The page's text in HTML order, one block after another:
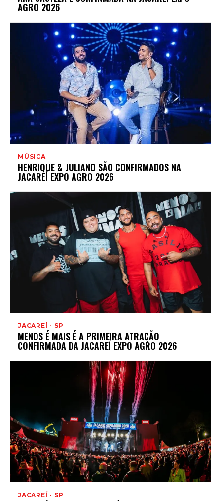
AGRO 2026
MÚSICA
HENRIQUE & JULIANO SÃO CONFIRMADOS NA
JACAREÍ EXPO AGRO 2026
JACAREÍ - SP
MENOS É MAIS É A PRIMEIRA ATRAÇÃO
CONFIRMADA DA JACAREÍ EXPO AGRO 2026
JACAREÍ - SP